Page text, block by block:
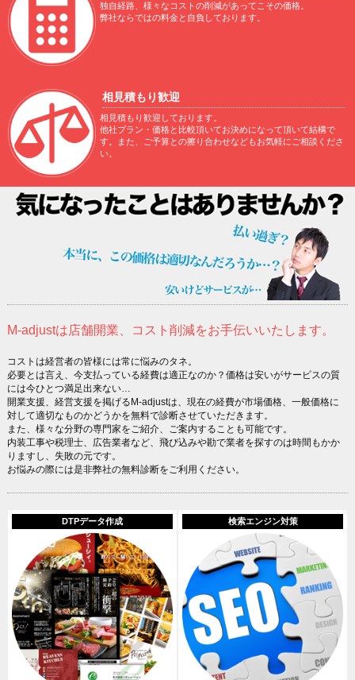
独自経路、様々なコストの削減があってこその価格。
弊社ならではの料金と自負しております。
相見積もり歓迎
相見積もり歓迎しております。
他社プラン・価格と比較頂いてお決めになって頂いて結構で
す。また、ご予算との擦り合わせなどもお気軽にご相談くださ
い。
M-adjustは店舗開業、コスト削減をお手伝いいたします。
コストは経営者の皆様には常に悩みのタネ。
必要とは言え、今支払っている経費は適正なのか？価格は安いがサービスの質
には今ひとつ満足出来ない…
開業支援、経営支援を掲げるM-adjustは、現在の経費が市場価格、一般価格に
対して適切なものかどうかを無料で診断させていただきます。
また、様々な分野の専門家をご紹介、ご案内することも可能です。
内装工事や税理士、広告業者など、飛び込みや勘で業者を探すのは時間もかか
りますし、失敗の元です。
お悩みの際には是非弊社の無料診断をご利用ください。
DTPデータ作成 検索エンジン対策